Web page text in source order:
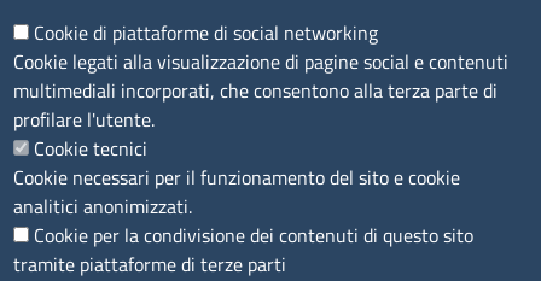
Sito web
Note legali
Privacy policy
Dichiarazione di accessibilità
Redazione
Credits
Accesso riservato
Cookie di piattaforme di social networking
Cookie legati alla visualizzazione di pagine social e contenuti
multimediali incorporati, che consentono alla terza parte di
profilare l'utente.
Cookie tecnici
Cookie necessari per il funzionamento del sito e cookie
analitici anonimizzati.
Cookie per la condivisione dei contenuti di questo sito
tramite piattaforme di terze parti